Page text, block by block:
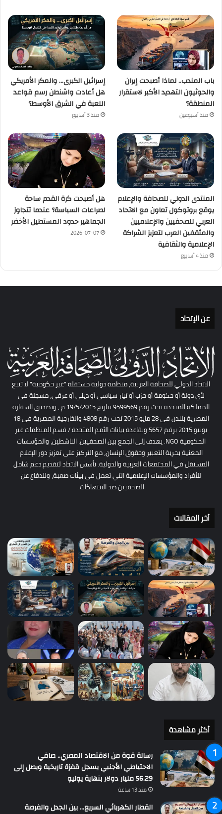
باب المندب.. لماذا أصبحت إيران
والحوثيون التهديد الأكبر لاستقرار
المنطقة؟
منذ أسبوعين
إسرائيل الكبرى… والمكر الأمريكي
هل أعادت واشنطن رسم قواعد
اللعبة في الشرق الأوسط؟
منذ 3 أسابيع
المنتدى الدولي للصحافة والإعلام
يوقع بروتوكول تعاون مع الاتحاد
العربي للصحفيين والإعلاميين
والمثقفين العرب لتعزيز الشراكة
الإعلامية والثقافية
منذ 4 أسابيع
هل أصبحت كرة القدم ساحة
لصراعات السياسة؟ عندما تتجاوز
الجماهير حدود المستطيل الأخضر
2026-07-07
عن الإتحاد
الاتحاد الدولي للصحافة العربية، منظمة دولية مستقلة "غير حكومية" لا تتبع
لأي دولة أو حكومة أو حزب أو تيار سياسي أو ديني أو عرقي، مسجلة في
المملكة المتحدة تحت رقم 9599569 بتاريخ 19/5/2015 م , وتصديق السفارة
المصرية بلندن فى 28 مايو 2015 تحت رقم 4808 والخارجية المصرية فى 18
يونيو 2015 برقم 5657 وبقاعدة بيانات الأمم المتحدة / قسم المنظمات غير
الحكومية NGO. يهدف إلى الجمع بين الصحفيين، الناشطين، والمؤسسات
المعنية بحرية التعبير وحقوق الإنسان، مع التركيز على تعزيز دور الإعلام
المستقل في المجتمعات العربية والدولية. تأسس الاتحاد لتقديم دعم شامل
للأفراد والمؤسسات الإعلامية التي تعمل في بيئات صعبة، وللدفاع عن
الصحفيين ضد الانتهاكات.
أخر المقالات
أكثر مشاهدة
رسالة قوة من الاقتصاد المصري.. صافي
الاحتياطي الأجنبي يسجل قفزة تاريخية ويصل إلى
56.29 مليار دولار بنهاية يوليو
منذ 13 ساعة
القطار الكهربائي السريع… بين الجدل والفرصة